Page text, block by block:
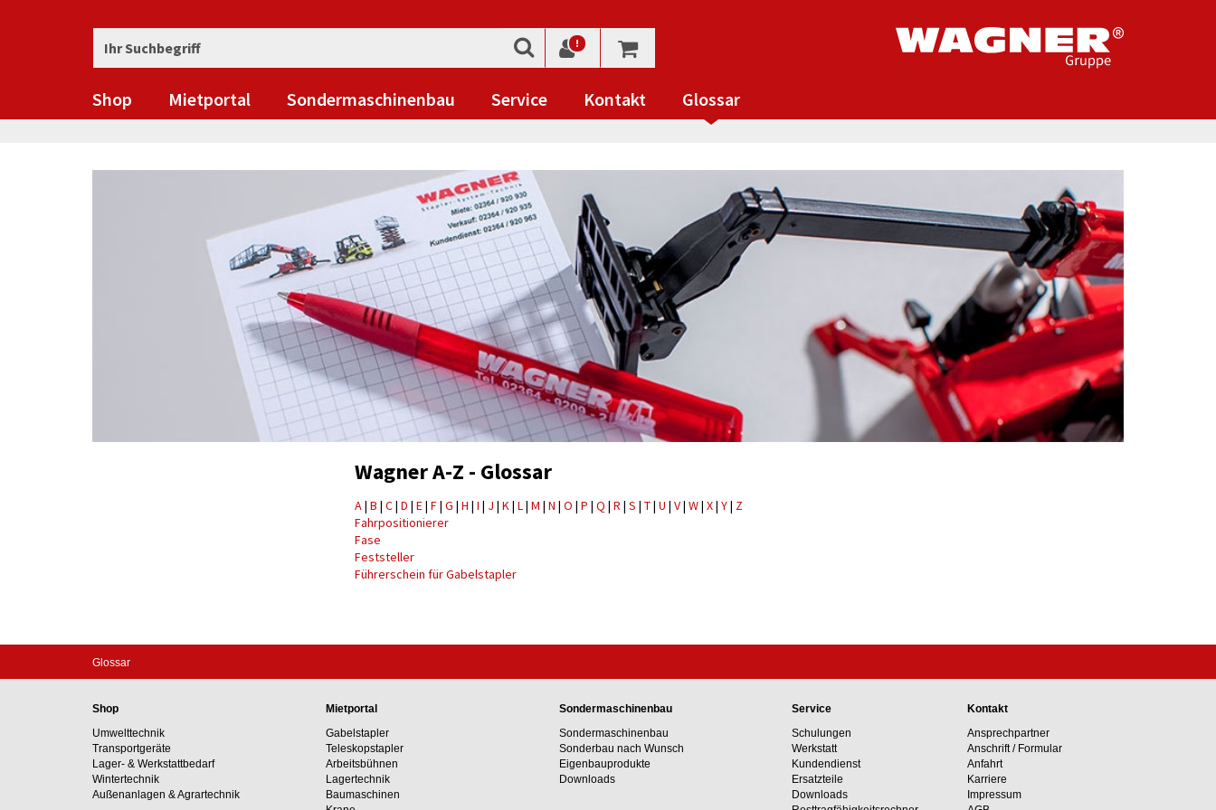
!
Shop Mietportal Sondermaschinenbau Service Kontakt Glossar
Wagner A-Z - Glossar
A| B | C| D | E| F| G | H | I | J | K| L| M | N | O | P | Q | R | S | T| U | V| W| X| Y| Z
Fahrpositionierer
Fase
Feststeller
Führerschein für Gabelstapler
Glossar
Shop
Umwelttechnik
Transportgeräte
Lager- & Werkstattbedarf
Wintertechnik
Außenanlagen & Agrartechnik
Mietportal
Gabelstapler
Teleskopstapler
Arbeitsbühnen
Lagertechnik
Baumaschinen
Sondermaschinenbau
Sondermaschinenbau
Sonderbau nach Wunsch
Eigenbauprodukte
Downloads
Service
Schulungen
Werkstatt
Kundendienst
Ersatzteile
Downloads
Kontakt
Ansprechpartner
Anschrift / Formular
Anfahrt
Karriere
Impressum